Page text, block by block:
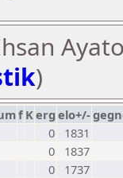
)
f Kerg elo+/-
0
1831
0
1837
0
1737